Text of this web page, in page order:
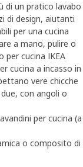
di un pratico lavabo
di design, aiutanti
per una cucina
a mano, pulire o
per cucina IKEA
cucina a incasso in
vere chicche
con angoli o
per cucina (a
o composito di